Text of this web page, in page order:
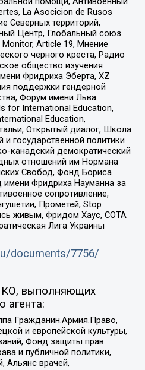
La Asocicion de Rusos
Северных территорий,
Центр, Глобальный союз
Monitor, Article 19, Мнение
черного креста, Радио
общество изучения
Фридриха Эберта, XZ
поддержки гендерной
Форум имени Льва
for International Education,
Education,
Открытый диалог, Школа
государственной политики
канадский демократический
отношений им Нормана
Свобод, Фонд Бориса
Фридриха Науманна за
сопротивление,
Прометей, Stop
живым, Фридом Хаус, СОТА
Лига Украины
documents/7756/
выполняющих
агента:
Гражданин.Армия.Право,
и европейской культуры,
Фонд защиты прав
и публичной политики,
Альянс врачей,